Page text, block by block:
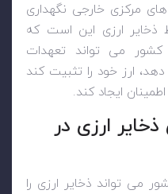
مرکزی خارجی نگهداری
ارزی این است که
می تواند تعهدات
دهد، ارز خود را تثبیت کند
ایجاد کند.
ارزی در
می تواند ذخایر ارزی را